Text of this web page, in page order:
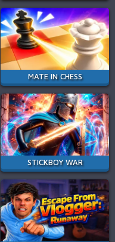
MATE IN CHESS
STICKBOY WAR